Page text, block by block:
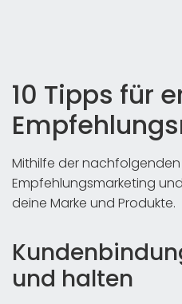
10 Tipps für
Mithilfe der
Empfehlungsmarketing
deine Marke und Produkte.
und halten